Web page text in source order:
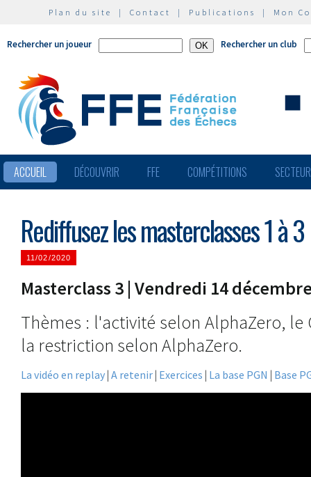
Plan du site | Contact | Publications | Mon
Rechercher un joueur Rechercher un club
ACCUEIL DÉCOUVRIR FFE COMPÉTITIONS
Rediffusez les masterclasses 1 à 3
11/02/2020
Masterclass 3 | Vendredi 14
Thèmes : l'activité selon AlphaZero, le
la restriction selon AlphaZero.
La vidéo en replay | A retenir | Exercices | La base PGN | Base